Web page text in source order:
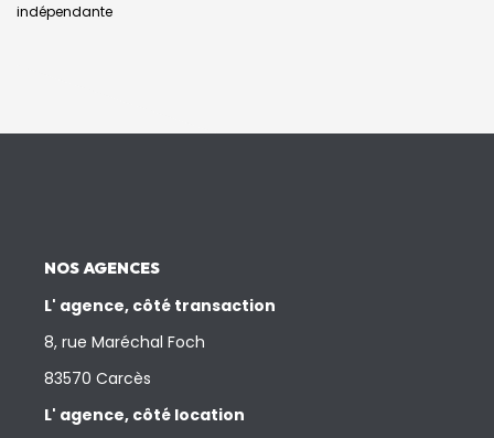
indépendante
NOS AGENCES
L' agence, côté transaction
8, rue Maréchal Foch
83570 Carcès
L' agence, côté location